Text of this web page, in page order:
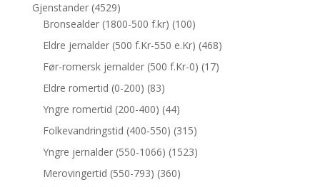
Gjenstander (4529)
Bronsealder (1800-500 f.kr) (100)
Eldre jernalder (500 f.Kr-550 e.Kr) (468)
Før-romersk jernalder (500 f.Kr-0) (17)
Eldre romertid (0-200) (83)
Yngre romertid (200-400) (44)
Folkevandringstid (400-550) (315)
Yngre jernalder (550-1066) (1523)
Merovingertid (550-793) (360)